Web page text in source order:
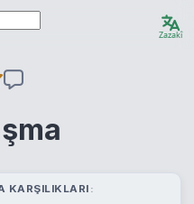
Zazakî
KARŞILIKLARI